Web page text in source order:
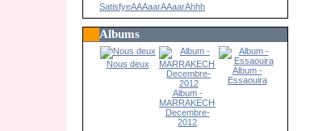
SatisfyeAAAaarAAaarAhhh
Albums
Nous deux
Album -
MARRAKECH-
Decembre-
2012
Album -
Essaouira